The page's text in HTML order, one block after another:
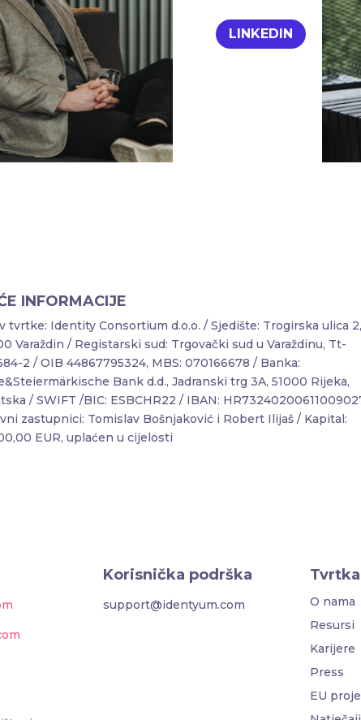
LINKEDIN
INFORMACIJE
tvrtke: Identity Consortium d.o.o. / Sjedište: Trogirska ulica 2,
Varaždin / Registarski sud: Trgovački sud u Varaždinu, Tt-
2 / OIB 44867795324, MBS: 070166678 / Banka:
Bank d.d., Jadranski trg 3A, 51000 Rijeka,
/ SWIFT /BIC: ESBCHR22 / IBAN:
zastupnici: Tomislav Bošnjaković i Robert Ilijaš / Kapital:
EUR, uplaćen u cijelosti
Korisnička podrška
support@identyum.com
Tvrtka
O nama
Resursi
Karijere
Press
EU